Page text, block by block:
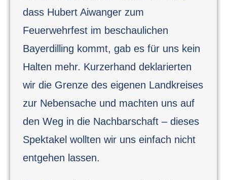
dass Hubert Aiwanger zum
Feuerwehrfest im beschaulichen
Bayerdilling kommt, gab es für uns kein
Halten mehr. Kurzerhand deklarierten
wir die Grenze des eigenen Landkreises
zur Nebensache und machten uns auf
den Weg in die Nachbarschaft – dieses
Spektakel wollten wir uns einfach nicht
entgehen lassen.